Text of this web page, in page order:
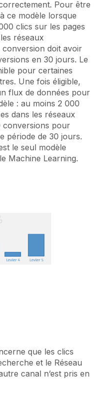
Pour être
ce modèle lorsque
clics sur les pages
réseaux
doit avoir
en 30 jours. Le
pour certaines
Une fois éligible,
flux de données pour
: au moins 2 000
dans les réseaux
conversions pour
période de 30 jours.
le seul modèle
Machine Learning.
que les clics
et le Réseau
canal n’est pris en